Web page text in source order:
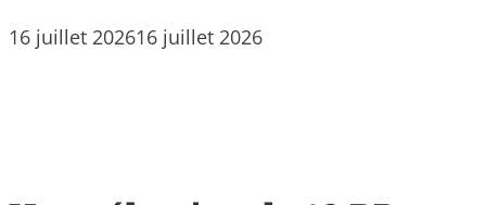
16 juillet 202616 juillet 2026